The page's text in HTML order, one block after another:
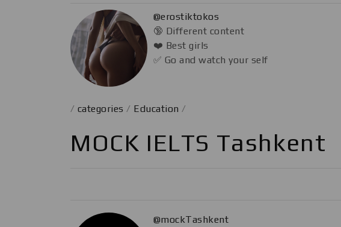
@erostiktokos
🔞 Different content
❤️ Best girls
✅ Go and watch your self
/ categories / Education /
MOCK IELTS Tashkent
@mockTashkent